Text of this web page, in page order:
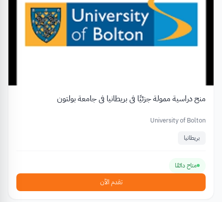
منح دراسية ممولة جزئيًا في بريطانيا في جامعة بولتون
University of Bolton
بريطانيا
متاح دائمًا
تقدم الآن